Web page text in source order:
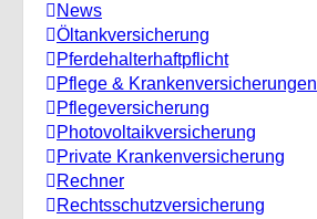
News
Öltankversicherung
Pferdehalterhaftpflicht
Pflege & Krankenversicherungen
Pflegeversicherung
Photovoltaikversicherung
Private Krankenversicherung
Rechner
Rechtsschutzversicherung